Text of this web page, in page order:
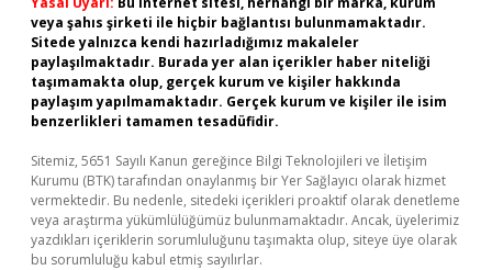
veya şahıs şirketi ile hiçbir bağlantısı bulunmamaktadır.
Sitede yalnızca kendi hazırladığımız makaleler
paylaşılmaktadır. Burada yer alan içerikler haber niteliği
taşımamakta olup, gerçek kurum ve kişiler hakkında
paylaşım yapılmamaktadır. Gerçek kurum ve kişiler ile isim
benzerlikleri tamamen tesadüfidir.
Sitemiz, 5651 Sayılı Kanun gereğince Bilgi Teknolojileri ve İletişim
Kurumu (BTK) tarafından onaylanmış bir Yer Sağlayıcı olarak hizmet
vermektedir. Bu nedenle, sitedeki içerikleri proaktif olarak denetleme
veya araştırma yükümlülüğümüz bulunmamaktadır. Ancak, üyelerimiz
yazdıkları içeriklerin sorumluluğunu taşımakta olup, siteye üye olarak
bu sorumluluğu kabul etmiş sayılırlar.